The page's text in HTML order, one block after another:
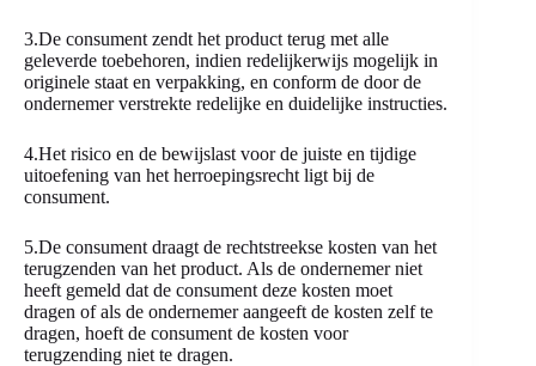
3.De consument zendt het product terug met alle
geleverde toebehoren, indien redelijkerwijs mogelijk in
originele staat en verpakking, en conform de door de
ondernemer verstrekte redelijke en duidelijke instructies.
4.Het risico en de bewijslast voor de juiste en tijdige
uitoefening van het herroepingsrecht ligt bij de
consument.
5.De consument draagt de rechtstreekse kosten van het
terugzenden van het product. Als de ondernemer niet
heeft gemeld dat de consument deze kosten moet
dragen of als de ondernemer aangeeft de kosten zelf te
dragen, hoeft de consument de kosten voor
terugzending niet te dragen.